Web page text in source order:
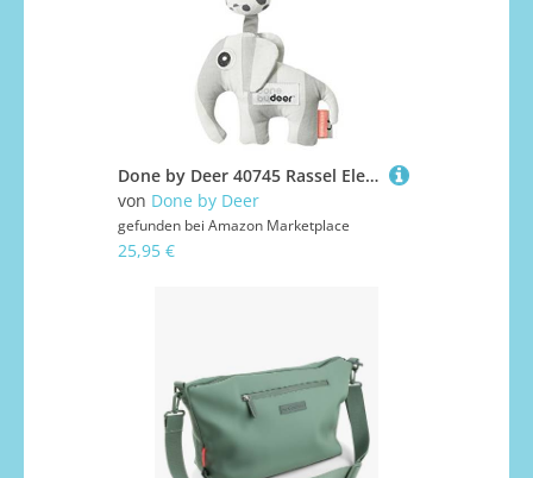
Done by Deer 40745 Rassel Elefant, grau
von Done by Deer
gefunden bei Amazon Marketplace
25,95 €